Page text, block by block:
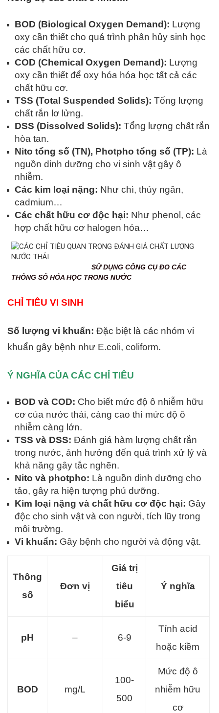
BOD (Biological Oxygen Demand): Lượng
oxy cần thiết cho quá trình phân hủy sinh học
các chất hữu cơ.
COD (Chemical Oxygen Demand): Lượng
oxy cần thiết để oxy hóa hóa học tất cả các
chất hữu cơ.
TSS (Total Suspended Solids): Tổng lượng
chất rắn lơ lửng.
DSS (Dissolved Solids): Tổng lượng chất rắn
hòa tan.
Nito tổng số (TN), Photpho tổng số (TP): Là
nguồn dinh dưỡng cho vi sinh vật gây ô
nhiễm.
Các kim loại nặng: Như chì, thủy ngân,
cadmium…
Các chất hữu cơ độc hại: Như phenol, các
hợp chất hữu cơ halogen hóa…
SỬ DỤNG CÔNG CỤ ĐO CÁC
THÔNG SỐ HÓA HỌC TRONG NƯỚC
CHỈ TIÊU VI SINH
Số lượng vi khuẩn: Đặc biệt là các nhóm vi
khuẩn gây bệnh như E.coli, coliform.
Ý NGHĨA CỦA CÁC CHỈ TIÊU
BOD và COD: Cho biết mức độ ô nhiễm hữu
cơ của nước thải, càng cao thì mức độ ô
nhiễm càng lớn.
TSS và DSS: Đánh giá hàm lượng chất rắn
trong nước, ảnh hưởng đến quá trình xử lý và
khả năng gây tắc nghẽn.
Nito và photpho: Là nguồn dinh dưỡng cho
tảo, gây ra hiện tượng phú dưỡng.
Kim loại nặng và chất hữu cơ độc hại: Gây
độc cho sinh vật và con người, tích lũy trong
môi trường.
Vi khuẩn: Gây bệnh cho người và động vật.
Thông
số
Đơn vị
Giá trị
tiêu
biểu
Ý nghĩa
pH – 6-9
Tính acid
hoặc kiềm
BOD mg/L
100-
500
Mức độ ô
nhiễm hữu
cơ